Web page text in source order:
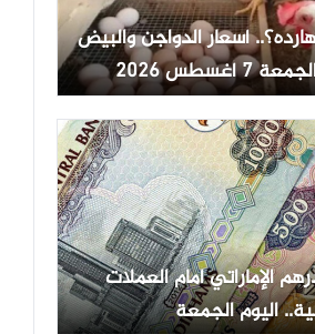
أسعار الدواجن والبيض
أغسطس 2026
الإماراتي أمام العملات
اليوم الجمعة